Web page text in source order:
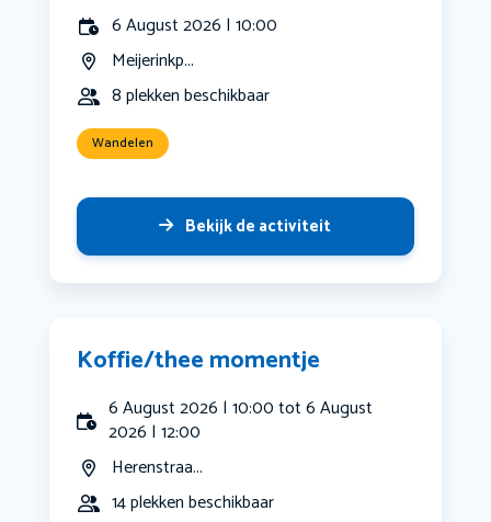
6 August 2026 | 10:00
Meijerinkp...
8 plekken beschikbaar
Wandelen
Bekijk de activiteit
Koffie/thee momentje
6 August 2026 | 10:00 tot 6 August
2026 | 12:00
Herenstraa...
14 plekken beschikbaar